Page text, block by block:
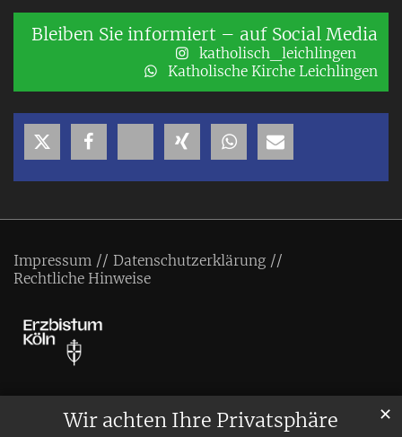
Wir achten Ihre Privatsphäre ✕
Bleiben Sie informiert – auf Social Media
katholisch_leichlingen
Katholische Kirche Leichlingen
Impressum
Datenschutzerklärung
Rechtliche Hinweise